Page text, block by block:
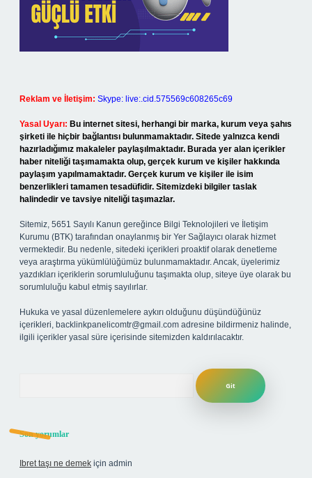
Reklam ve İletişim: Skype: live:.cid.575569c608265c69
Yasal Uyarı: Bu internet sitesi, herhangi bir marka, kurum veya şahıs
şirketi ile hiçbir bağlantısı bulunmamaktadır. Sitede yalnızca kendi
hazırladığımız makaleler paylaşılmaktadır. Burada yer alan içerikler
haber niteliği taşımamakta olup, gerçek kurum ve kişiler hakkında
paylaşım yapılmamaktadır. Gerçek kurum ve kişiler ile isim
benzerlikleri tamamen tesadüfidir. Sitemizdeki bilgiler taslak
halindedir ve tavsiye niteliği taşımazlar.
Sitemiz, 5651 Sayılı Kanun gereğince Bilgi Teknolojileri ve İletişim
Kurumu (BTK) tarafından onaylanmış bir Yer Sağlayıcı olarak hizmet
vermektedir. Bu nedenle, sitedeki içerikleri proaktif olarak denetleme
veya araştırma yükümlülüğümüz bulunmamaktadır. Ancak, üyelerimiz
yazdıkları içeriklerin sorumluluğunu taşımakta olup, siteye üye olarak bu
sorumluluğu kabul etmiş sayılırlar.
Hukuka ve yasal düzenlemelere aykırı olduğunu düşündüğünüz
içerikleri, backlinkpanelicomtr@gmail.com adresine bildirmeniz halinde,
ilgili içerikler yasal süre içerisinde sitemizden kaldırılacaktır.
Son yorumlar
Ibret taşı ne demek için admin